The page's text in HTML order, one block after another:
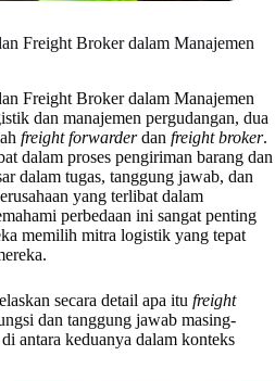
Freight Broker dalam Manajemen
Freight Broker dalam Manajemen
dan manajemen pergudangan, dua
freight forwarderdan freight broker.
dalam proses pengiriman barang dan
dalam tugas, tanggung jawab, dan
yang terlibat dalam
perbedaan ini sangat penting
memilih mitra logistik yang tepat
secara detail apa itu freight
dan tanggung jawab masing-
antara keduanya dalam konteks